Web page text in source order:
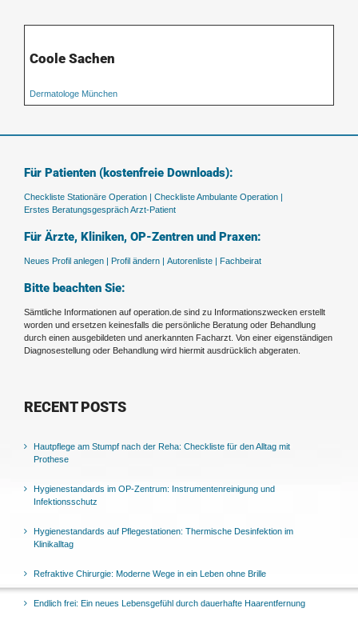
Coole Sachen
Dermatologe München
Für Patienten (kostenfreie Downloads):
Checkliste Stationäre Operation | Checkliste Ambulante Operation |
Erstes Beratungsgespräch Arzt-Patient
Für Ärzte, Kliniken, OP-Zentren und Praxen:
Neues Profil anlegen | Profil ändern | Autorenliste | Fachbeirat
Bitte beachten Sie:
Sämtliche Informationen auf operation.de sind zu Informationszwecken erstellt
worden und ersetzen keinesfalls die persönliche Beratung oder Behandlung
durch einen ausgebildeten und anerkannten Facharzt. Von einer eigenständigen
Diagnosestellung oder Behandlung wird hiermit ausdrücklich abgeraten.
RECENT POSTS
Hautpflege am Stumpf nach der Reha: Checkliste für den Alltag mit
Prothese
Hygienestandards im OP-Zentrum: Instrumentenreinigung und
Infektionsschutz
Hygienestandards auf Pflegestationen: Thermische Desinfektion im
Klinikalltag
Refraktive Chirurgie: Moderne Wege in ein Leben ohne Brille
Endlich frei: Ein neues Lebensgefühl durch dauerhafte Haarentfernung